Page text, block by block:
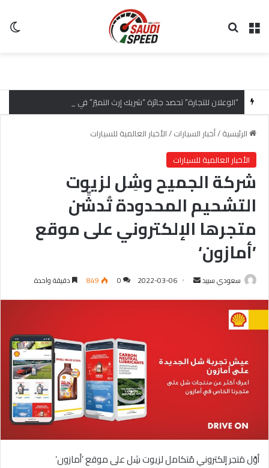
القائمة
الرئيسية/أخبار السيارات/الأخبار العالمية للسيارات
الأخبار العالمية للسيارات
شركة الجميح وشِل لزيوت
التشحيم المحدودة تُدشِّن
متجرها الإلكتروني على موقع
’أمازون‘
سعودي سبيد
ي
د
ا
ك
ت
2022-03-06
0
849 دقيقة واحدة
أوَّل مَتجر إلكتروني مُتكامل لزيوت شِل على موقع ’أمازون‘